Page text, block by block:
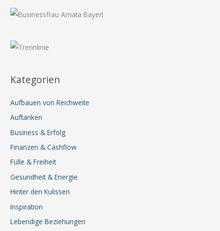
Lichts
Kategorien
Aufbauen von Reichweite
Auftanken
Business & Erfolg
Finanzen & Cashflow
Fülle & Freiheit
Gesundheit & Energie
Hinter den Kulissen
Inspiration
Lebendige Beziehungen